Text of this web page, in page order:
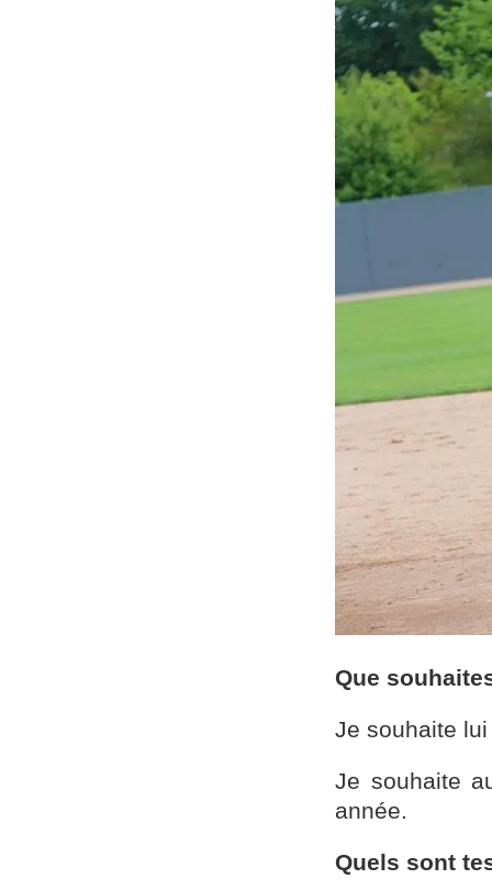
Que
Je souhaite
Je souhaite
année.
Quels sont